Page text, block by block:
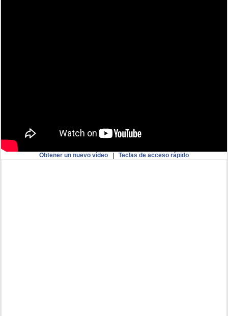
Obtener un nuevo vídeo| Teclas de acceso rápido